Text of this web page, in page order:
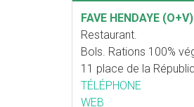
FAVE HENDAYE (O+V)
Restaurant.
Bols. Rations 100%
11 place de la
TÉLÉPHONE
WEB